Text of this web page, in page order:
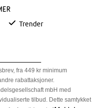
Trender
fra 449 kr minimum
rabattaksjoner.
mbH med
tilbud. Dette samtykket